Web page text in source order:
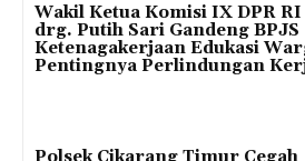
Wakil Ketua Komisi IX DPR RI
drg. Putih Sari Gandeng BPJS
Ketenagakerjaan Edukasi
Pentingnya Perlindungan